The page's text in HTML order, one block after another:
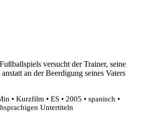
versucht der Trainer, seine
an der Beerdigung seines Vaters
• Kurzfilm • ES • 2005 • spanisch •
Untertiteln